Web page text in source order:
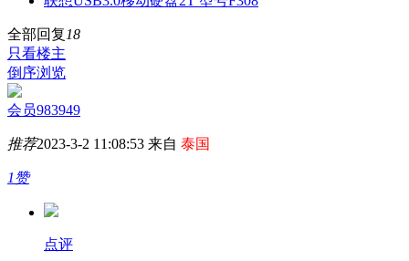
全部回复 18
只看楼主
倒序浏览
会员983949
推荐2023-3-2 11:08:53 来自 泰国
1赞
点评